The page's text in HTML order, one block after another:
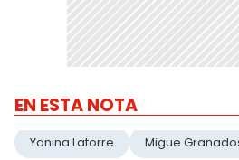
EN ESTA NOTA
Yanina Latorre Migue